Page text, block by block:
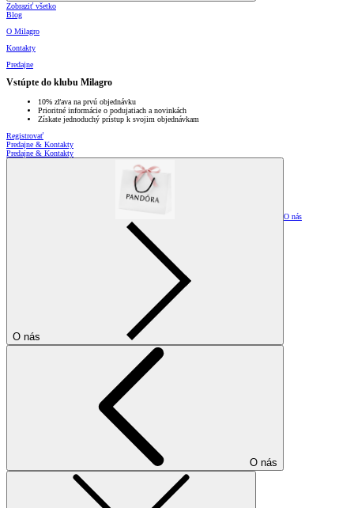
Zobraziť všetko
Blog
O Milagro
Kontakty
Predajne
Vstúpte do klubu Milagro
10% zľava na prvú objednávku
Prioritné informácie o podujatiach a novinkách
Získate jednoduchý prístup k svojim objednávkam
Registrovať
Predajne & Kontakty
Predajne & Kontakty
O nás
O nás
O nás